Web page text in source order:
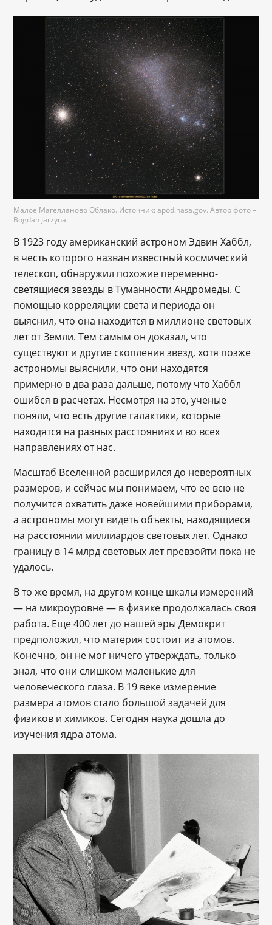
Малое Магелланово Облако. Источник: apod.nasa.gov. Автор фото –
Bogdan Jarzyna
В 1923 году американский астроном Эдвин Хаббл,
в честь которого назван известный космический
телескоп, обнаружил похожие переменно-
светящиеся звезды в Туманности Андромеды. С
помощью корреляции света и периода он
выяснил, что она находится в миллионе световых
лет от Земли. Тем самым он доказал, что
существуют и другие скопления звезд, хотя позже
астрономы выяснили, что они находятся
примерно в два раза дальше, потому что Хаббл
ошибся в расчетах. Несмотря на это, ученые
поняли, что есть другие галактики, которые
находятся на разных расстояниях и во всех
направлениях от нас.
Масштаб Вселенной расширился до невероятных
размеров, и сейчас мы понимаем, что ее всю не
получится охватить даже новейшими приборами,
а астрономы могут видеть объекты, находящиеся
на расстоянии миллиардов световых лет. Однако
границу в 14 млрд световых лет превзойти пока не
удалось.
В то же время, на другом конце шкалы измерений
― на микроуровне ― в физике продолжалась своя
работа. Еще 400 лет до нашей эры Демокрит
предположил, что материя состоит из атомов.
Конечно, он не мог ничего утверждать, только
знал, что они слишком маленькие для
человеческого глаза. В 19 веке измерение
размера атомов стало большой задачей для
физиков и химиков. Сегодня наука дошла до
изучения ядра атома.